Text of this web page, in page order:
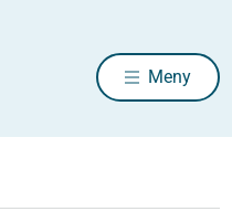
Meny